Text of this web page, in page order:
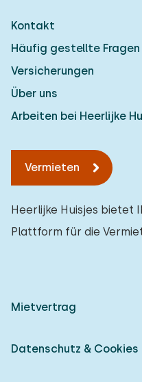
Kontakt
Häufig gestellte Fragen
Versicherungen
Über uns
Arbeiten bei Heerlijke
Vermieten
Heerlijke Huisjes bietet
Plattform für die
Mietvertrag
Datenschutz & Cookies